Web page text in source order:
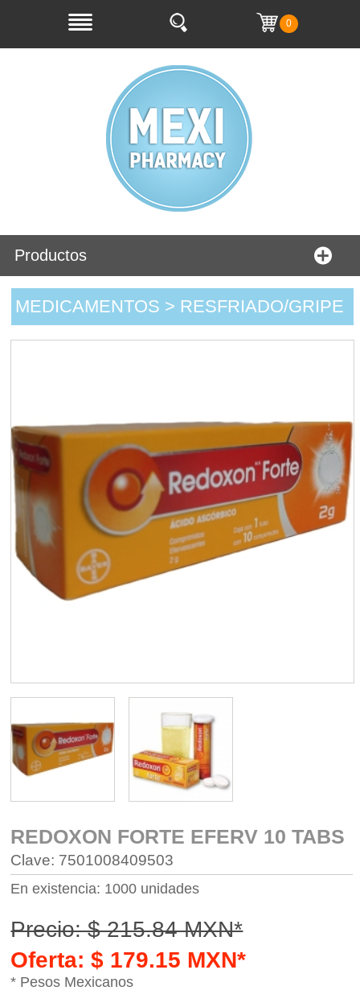
0
Productos
MEDICAMENTOS > RESFRIADO/GRIPE
REDOXON FORTE EFERV 10 TABS
Clave: 7501008409503
En existencia: 1000 unidades
Precio: $ 215.84 MXN*
Oferta: $ 179.15 MXN*
* Pesos Mexicanos